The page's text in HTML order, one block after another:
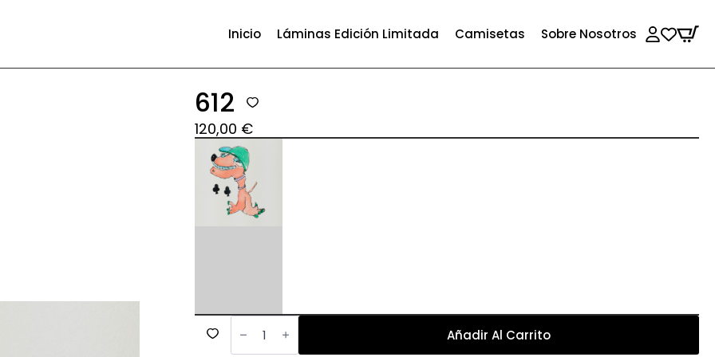
Inicio Láminas Edición Limitada Camisetas Sobre Nosotros
612
120,00 €
612
cantidad Añadir Al Carrito